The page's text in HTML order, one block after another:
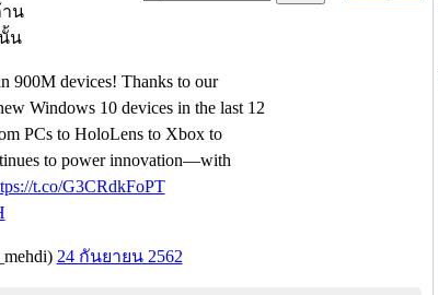
าน
น
900M devices! Thanks to our
Windows 10 devices in the last 12
PCs to HoloLens to Xbox to
to power innovation—with
t.co/G3CRdkFoPT
24 กันยายน 2562